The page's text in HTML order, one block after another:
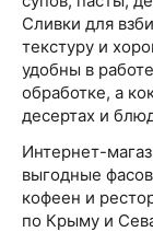
Сливки для
текстуру и
удобны в
обработке, а
десертах и
Интернет-
выгодные
кофеен и
по Крыму и